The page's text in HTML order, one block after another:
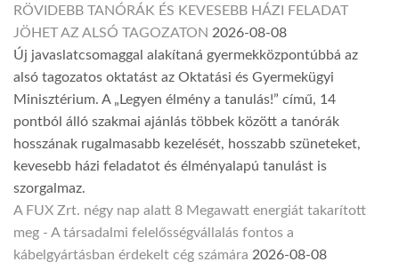
RÖVIDEBB TANÓRÁK ÉS KEVESEBB HÁZI FELADAT
JÖHET AZ ALSÓ TAGOZATON 2026-08-08
Új javaslatcsomaggal alakítaná gyermekközpontúbbá az
alsó tagozatos oktatást az Oktatási és Gyermekügyi
Minisztérium. A „Legyen élmény a tanulás!” című, 14
pontból álló szakmai ajánlás többek között a tanórák
hosszának rugalmasabb kezelését, hosszabb szüneteket,
kevesebb házi feladatot és élményalapú tanulást is
szorgalmaz.
A FUX Zrt. négy nap alatt 8 Megawatt energiát takarított
meg - A társadalmi felelősségvállalás fontos a
kábelgyártásban érdekelt cég számára 2026-08-08